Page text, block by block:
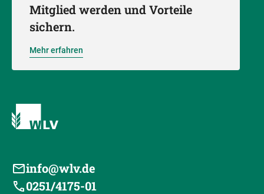
Mitglied werden und Vorteile
sichern.
Mehr erfahren
info@wlv.de
0251/4175-01